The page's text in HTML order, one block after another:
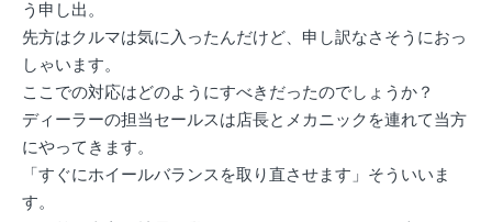
う申し出。
先方はクルマは気に入ったんだけど、申し訳なさそうにおっ
しゃいます。
ここでの対応はどのようにすべきだったのでしょうか？
ディーラーの担当セールスは店長とメカニックを連れて当方
にやってきます。
「すぐにホイールバランスを取り直させます」そういいま
す。